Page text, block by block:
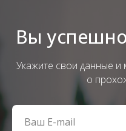
Вы
Укажите свои данные
о